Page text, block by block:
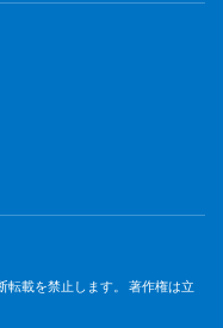
転載を禁止します。 著作権は立